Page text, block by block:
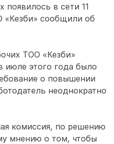
в сети 11
«Кезби» сообщили об
ТОО «Кезби»
июле этого года было
о повышении
неоднократно
комиссия, по решению
мнению о том, чтобы